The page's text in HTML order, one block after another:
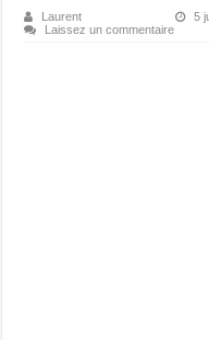
Laurent 5
Laissez un commentaire